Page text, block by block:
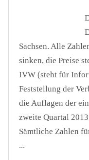
Sachsen. Alle
sinken, die Preise
IVW (steht für
Feststellung der
die Auflagen der
zweite Quartal
Sämtliche Zahlen
...